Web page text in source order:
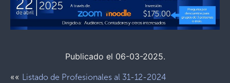
Publicado el 06-03-2025.
«« Listado de Profesionales al 31-12-2024